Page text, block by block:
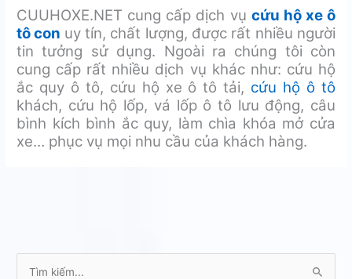
CUUHOXE.NET cung cấp dịch vụ cứu hộ xe ô
tô con uy tín, chất lượng, được rất nhiều người
tin tưởng sử dụng. Ngoài ra chúng tôi còn
cung cấp rất nhiều dịch vụ khác như: cứu hộ
ắc quy ô tô, cứu hộ xe ô tô tải, cứu hộ ô tô
khách, cứu hộ lốp, vá lốp ô tô lưu động, câu
bình kích bình ắc quy, làm chìa khóa mở cửa
xe… phục vụ mọi nhu cầu của khách hàng.